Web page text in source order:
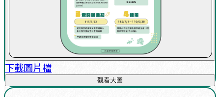
下載圖片檔
觀看大圖